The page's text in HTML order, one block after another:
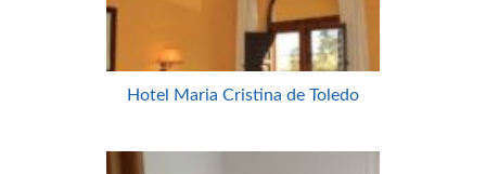
Hotel Maria Cristina de Toledo